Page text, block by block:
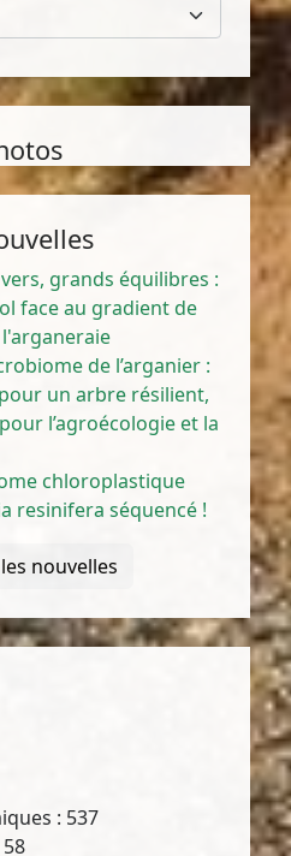
(Moq.) Hieron.
grands équilibres :
face au gradient de
de l’arganier :
un arbre résilient,
l’agroécologie et la
chloroplastique
resinifera séquencé !
nouvelles
: 537